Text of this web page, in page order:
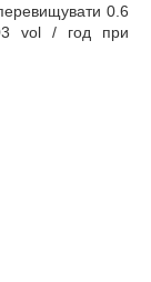
0.6
vol / год при